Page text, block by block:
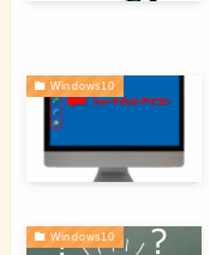
Windows10
Windows10